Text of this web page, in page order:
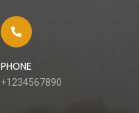
PHONE
+1234567890